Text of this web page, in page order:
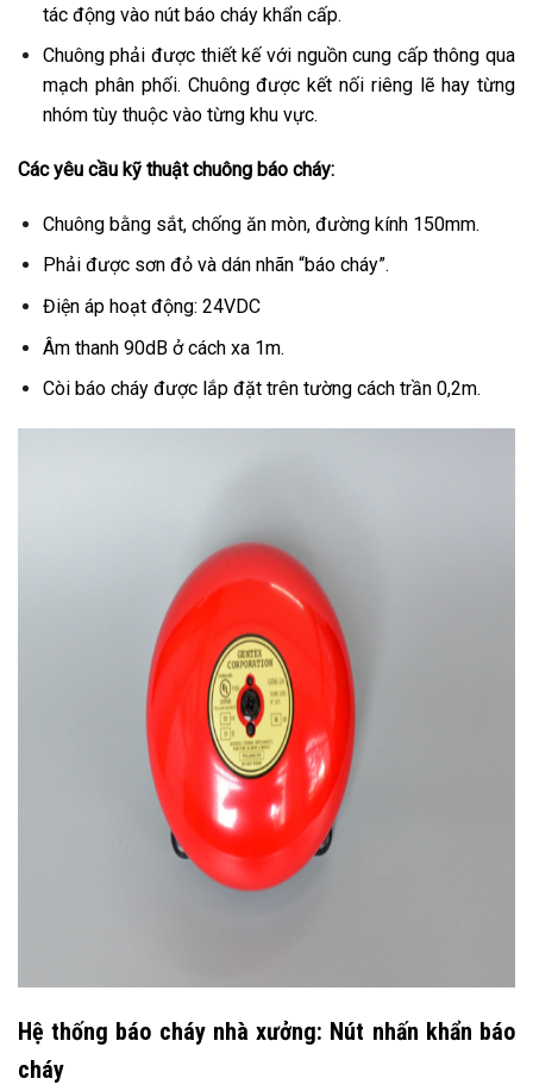
tác động vào nút báo cháy khẩn cấp.
Chuông phải được thiết kế với nguồn cung cấp thông qua
mạch phân phối. Chuông được kết nối riêng lẽ hay từng
nhóm tùy thuộc vào từng khu vực.
Các yêu cầu kỹ thuật chuông báo cháy:
Chuông bằng sắt, chống ăn mòn, đường kính 150mm.
Phải được sơn đỏ và dán nhãn “báo cháy”.
Điện áp hoạt động: 24VDC
Âm thanh 90dB ở cách xa 1m.
Còi báo cháy được lắp đặt trên tường cách trần 0,2m.
Hệ thống báo cháy nhà xưởng: Nút nhấn khẩn báo
cháy